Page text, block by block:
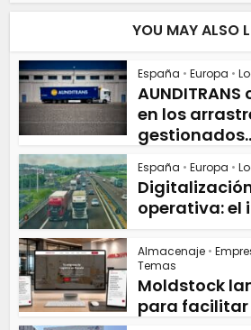
YOU MAY ALSO
España • Europa •
en los
España • Europa •
operativa: el
Almacenaje •
Temas
Moldstock
para facilitar